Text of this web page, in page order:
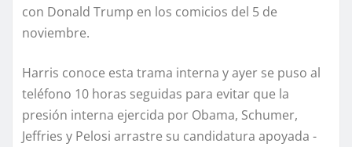
con Donald Trump en los comicios del 5 de
noviembre.
Harris conoce esta trama interna y ayer se puso al
teléfono 10 horas seguidas para evitar que la
presión interna ejercida por Obama, Schumer,
Jeffries y Pelosi arrastre su candidatura apoyada -